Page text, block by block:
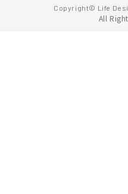
Copyright© Life
All